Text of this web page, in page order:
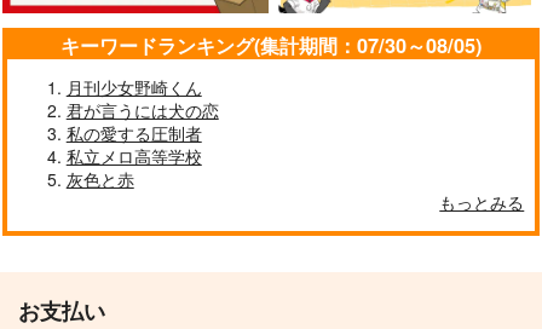
サンプル サンプル サンプル
キーワードランキング(集計期間：07/30～08/05)
月刊少女野崎くん
君が言うには犬の恋
私の愛する圧制者
私立メロ高等学校
灰色と赤
もっとみる
お支払い